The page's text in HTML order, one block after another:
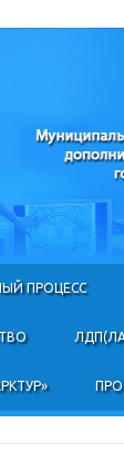
content
ПРОЦЕСС